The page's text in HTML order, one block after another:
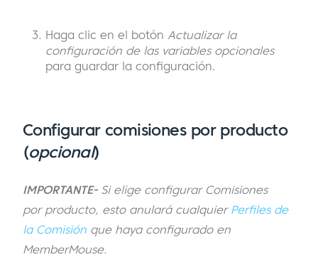
Haga clic en el botón Actualizar la
configuración de las variables opcionales
para guardar la configuración.
Configurar comisiones por producto
(opcional)
IMPORTANTE- Si elige configurar Comisiones
por producto, esto anulará cualquier Perfiles de
la Comisión que haya configurado en
MemberMouse.